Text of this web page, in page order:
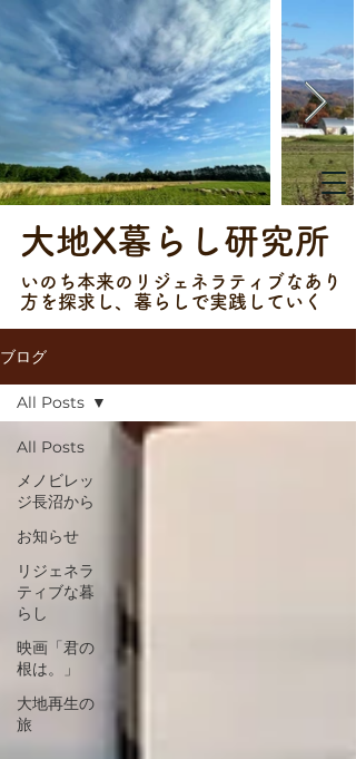
大地X暮らし研究所
​​いのち本来のリジェネラティブなあり
方を探求し、暮らしで実践していく
ブログ
All Posts
メノビレッ
ジ長沼から
お知らせ
リジェネラ
ティブな暮
らし
映画「君の
根は。」
大地再生の
旅
All Posts